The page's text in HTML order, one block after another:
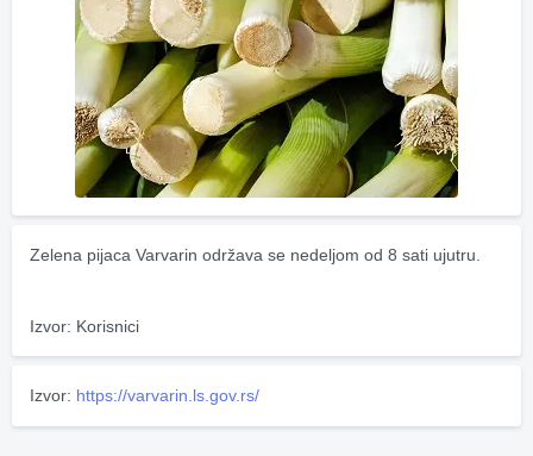
Zelena pijaca Varvarin održava se nedeljom od 8 sati ujutru.
Izvor: Korisnici
Izvor: https://varvarin.ls.gov.rs/